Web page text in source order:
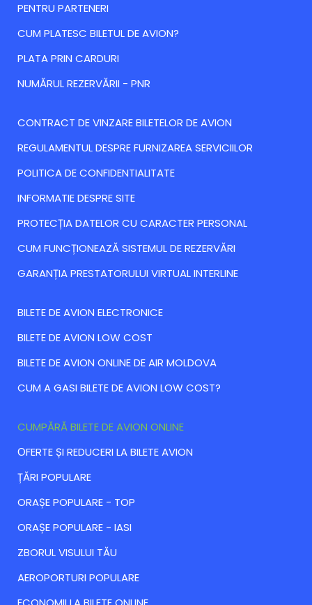
PENTRU PARTENERI
CUM PLATESC BILETUL DE AVION?
PLATA PRIN CARDURI
NUMĂRUL REZERVĂRII - PNR
CONTRACT DE VINZARE BILETELOR DE AVION
REGULAMENTUL DESPRE FURNIZAREA SERVICIILOR
POLITICA DE CONFIDENTIALITATE
INFORMATIE DESPRE SITE
PROTECȚIA DATELOR CU CARACTER PERSONAL
CUM FUNCȚIONEAZĂ SISTEMUL DE REZERVĂRI
GARANȚIA PRESTATORULUI VIRTUAL INTERLINE
BILETE DE AVION ELECTRONICE
BILETE DE AVION LOW COST
BILETE DE AVION ONLINE DE AIR MOLDOVA
CUM A GASI BILETE DE AVION LOW COST?
CUMPĂRĂ BILETE DE AVION ONLINE
ОFERTE ȘI REDUCERI LA BILETE AVION
ȚĂRI POPULARE
ORAȘE POPULARE - TOP
ORAȘE POPULARE - IASI
ZBORUL VISULUI TĂU
AEROPORTURI POPULARE